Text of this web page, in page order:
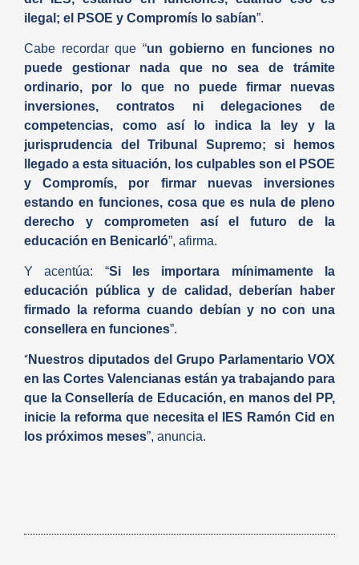
ilegal; el PSOE y Compromís lo sabían”.
Cabe recordar que “un gobierno en funciones no
puede gestionar nada que no sea de trámite
ordinario, por lo que no puede firmar nuevas
inversiones, contratos ni delegaciones de
competencias, como así lo indica la ley y la
jurisprudencia del Tribunal Supremo; si hemos
llegado a esta situación, los culpables son el PSOE
y Compromís, por firmar nuevas inversiones
estando en funciones, cosa que es nula de pleno
derecho y comprometen así el futuro de la
educación en Benicarló”, afirma.
Y acentúa: “Si les importara mínimamente la
educación pública y de calidad, deberían haber
firmado la reforma cuando debían y no con una
consellera en funciones”.
“Nuestros diputados del Grupo Parlamentario VOX
en las Cortes Valencianas están ya trabajando para
que la Consellería de Educación, en manos del PP,
inicie la reforma que necesita el IES Ramón Cid en
los próximos meses”, anuncia.